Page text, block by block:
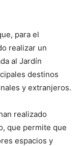
para el
realizar un
al Jardín
destinos
y extranjeros.
realizado
que permite que
espacios y